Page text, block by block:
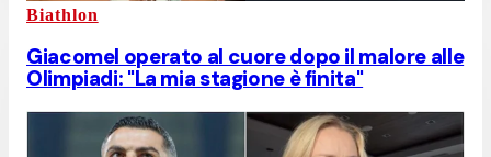
Biathlon
Giacomel operato al cuore dopo il malore alle
Olimpiadi: "La mia stagione è finita"